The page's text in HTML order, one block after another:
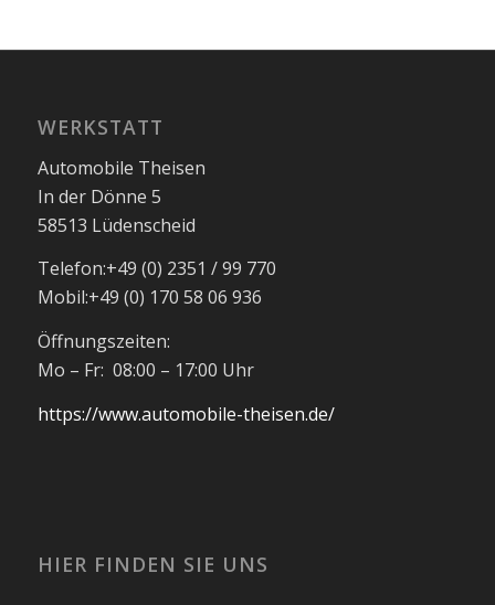
WERKSTATT
Automobile Theisen
In der Dönne 5
58513 Lüdenscheid
Telefon:+49 (0) 2351 / 99 770
Mobil:+49 (0) 170 58 06 936
Öffnungszeiten:
Mo – Fr: 08:00 – 17:00 Uhr
https://www.automobile-theisen.de/
HIER FINDEN SIE UNS